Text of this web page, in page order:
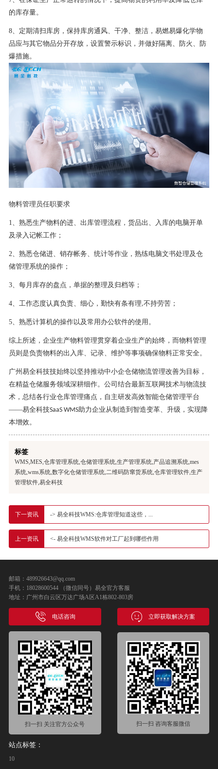
的库存量。
8、定期清扫库房，保持库房通风、干净、整洁，易燃易爆化学物
品应与其它物品分开存放，设置警示标识，并做好隔离、防火、防
爆措施。
物料管理员任职要求
1、熟悉生产物料的进、出库管理流程，货品出、入库的电脑开单
及录入记帐工作；
2、熟悉仓储进、销存帐务、统计等作业，熟练电脑文书处理及仓
储管理系统的操作；
3、每月库存的盘点，单据的整理及归档等；
4、工作态度认真负责、细心，勤快有条有理,不持劳苦；
5、熟悉计算机的操作以及常用办公软件的使用。
综上所述，企业生产物料管理贯穿着企业生产的始终，而物料管理
员则是负责物料的出入库、记录、维护等事项确保物料正常安全。
广州易全科技技始终以坚持推动中小企仓储物流管理改善为目标，
在精益仓储服务领域深耕细作。公司结合最新互联网技术与物流技
术，总结各行业仓库管理痛点，自主研发高效智能仓储管理平台
——易全科技SaaS WMS助力企业从制造到智造变革、升级，实现降
本增效。
标签
WMS,MES,仓库管理系统,仓储管理系统,生产管理系统,产品追溯系统,mes
系统,wms系统,数字化仓储管理系统,二维码防窜货系统,仓库管理软件,生产
管理软件,易全科技
下一资讯 -> 易全科技WMS:仓库管理知道这些，...
上一资讯 <- 易全科技WMS软件对工厂起到哪些作用
邮箱：489926643@qq.com
手机：18028600544 （微信同号）易全官方客服
地址：广州市白云区万达广场A区A1栋802-803房
电话咨询 立即获取解决方案
扫一扫 关注官方公众号 扫一扫 咨询客服微信
站点标签：
10